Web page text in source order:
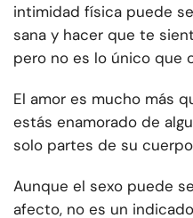
intimidad física puede
sana y hacer que te
pero no es lo único que
El amor es mucho más
estás enamorado de
solo partes de su
Aunque el sexo puede
afecto, no es un